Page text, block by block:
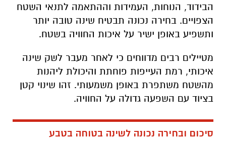
הבידוד, הנוחות, העמידות וההתאמה לתנאי השטח
הצפויים. בחירה נכונה תבטיח שינה טובה יותר
ותשפיע באופן ישיר על איכות החוויה בשטח.
מטיילים רבים מדווחים כי לאחר מעבר לשק שינה
איכותי, רמת העייפות פוחתת והיכולת ליהנות
מהשטח משתפרת באופן משמעותי. זהו שינוי קטן
בציוד עם השפעה גדולה על החוויה.
סיכום ובחירה נכונה לשינה בטוחה בטבע